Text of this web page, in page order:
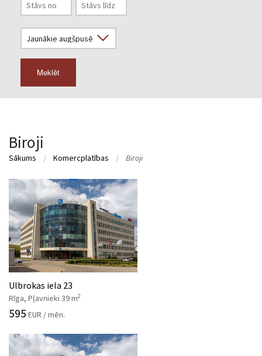
Meklēt
Biroji
Sākums Komercplatības Biroji
Ulbrokas iela 23
Rīga, Pļavnieki 39 m2
595 EUR / mēn.